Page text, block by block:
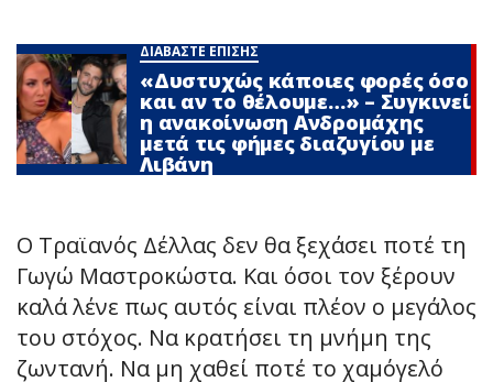
ΔΙΑΒΑΣΤΕ ΕΠΙΣΗΣ
«Δυστυχώς κάποιες φορές όσο
και αν το θέλουμε…» – Συγκινεί
η ανακοίνωση Ανδρομάχης
μετά τις φήμες διαζυγίου με
Λιβάνη
Ο Τραϊανός Δέλλας δεν θα ξεχάσει ποτέ τη
Γωγώ Μαστροκώστα. Και όσοι τον ξέρουν
καλά λένε πως αυτός είναι πλέον ο μεγάλος
του στόχος. Να κρατήσει τη μνήμη της
ζωντανή. Να μη χαθεί ποτέ το χαμόγελό